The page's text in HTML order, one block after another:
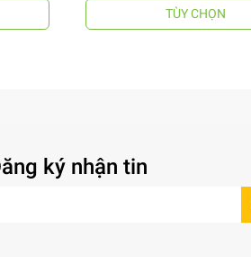
TÙY CHỌN
ký nhận tin